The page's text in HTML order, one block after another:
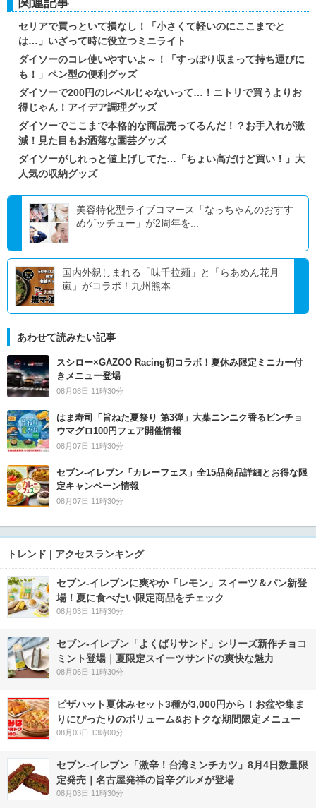
セリアで買っといて損なし！「小さくて軽いのにここまでと
は…」いざって時に役立つミニライト
ダイソーのコレ使いやすいよ～！「すっぽり収まって持ち運びに
も！」ペン型の便利グッズ
ダイソーで200円のレベルじゃないって…！ニトリで買うよりお
得じゃん！アイデア調理グッズ
ダイソーでここまで本格的な商品売ってるんだ！？お手入れが激
減！見た目もお洒落な園芸グッズ
ダイソーがしれっと値上げしてた…「ちょい高だけど買い！」大
人気の収納グッズ
美容特化型ライブコマース「なっちゃんのおすす
めゲッチュー」が2周年を...
国内外親しまれる「味千拉麺」と「らあめん花月
嵐」がコラボ！九州熊本...
あわせて読みたい記事
スシロー×GAZOO Racing初コラボ！夏休み限定ミニカー付
きメニュー登場
08月08日 11時30分
はま寿司「旨ねた夏祭り 第3弾」大葉ニンニク香るビンチョ
ウマグロ100円フェア開催情報
08月07日 11時30分
セブン‐イレブン「カレーフェス」全15品商品詳細とお得な限
定キャンペーン情報
08月07日 11時30分
トレンド | アクセスランキング
セブン‐イレブンに爽やか「レモン」スイーツ＆パン新登
場！夏に食べたい限定商品をチェック
08月03日 11時30分
セブン‐イレブン「よくばりサンド」シリーズ新作チョコ
ミント登場｜夏限定スイーツサンドの爽快な魅力
08月06日 11時30分
ピザハット夏休みセット3種が3,000円から！お盆や集ま
りにぴったりのボリューム&おトクな期間限定メニュー
08月03日 13時00分
セブン-イレブン「激辛！台湾ミンチカツ」8月4日数量限
定発売｜名古屋発祥の旨辛グルメが登場
08月03日 11時30分